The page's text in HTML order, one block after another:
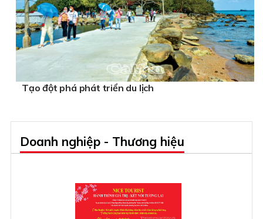
Tạo đột phá phát triển du lịch
Doanh nghiệp - Thương hiệu